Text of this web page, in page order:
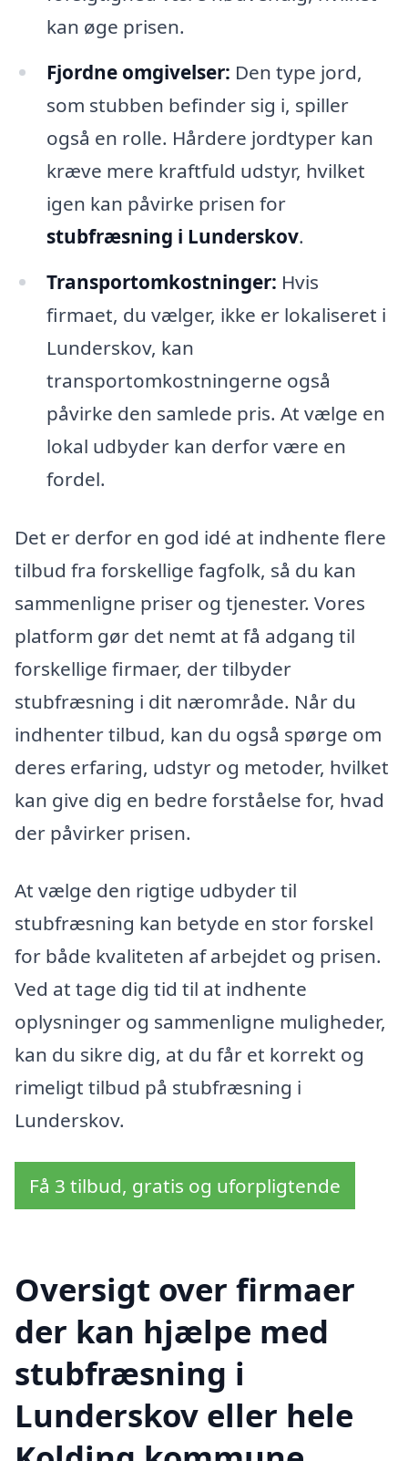
kan øge prisen.
Fjordne omgivelser: Den type jord,
som stubben befinder sig i, spiller
også en rolle. Hårdere jordtyper kan
kræve mere kraftfuld udstyr, hvilket
igen kan påvirke prisen for
stubfræsning i Lunderskov.
Transportomkostninger: Hvis
firmaet, du vælger, ikke er lokaliseret i
Lunderskov, kan
transportomkostningerne også
påvirke den samlede pris. At vælge en
lokal udbyder kan derfor være en
fordel.
Det er derfor en god idé at indhente flere
tilbud fra forskellige fagfolk, så du kan
sammenligne priser og tjenester. Vores
platform gør det nemt at få adgang til
forskellige firmaer, der tilbyder
stubfræsning i dit nærområde. Når du
indhenter tilbud, kan du også spørge om
deres erfaring, udstyr og metoder, hvilket
kan give dig en bedre forståelse for, hvad
der påvirker prisen.
At vælge den rigtige udbyder til
stubfræsning kan betyde en stor forskel
for både kvaliteten af arbejdet og prisen.
Ved at tage dig tid til at indhente
oplysninger og sammenligne muligheder,
kan du sikre dig, at du får et korrekt og
rimeligt tilbud på stubfræsning i
Lunderskov.
Få 3 tilbud, gratis og uforpligtende
Oversigt over firmaer
der kan hjælpe med
stubfræsning i
Lunderskov eller hele